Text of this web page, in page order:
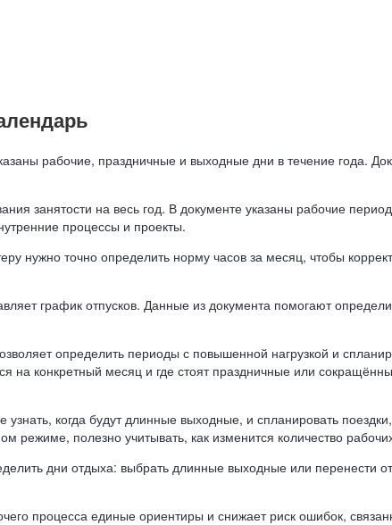
рабочие, праздничные и выходные дни в течение года.
занятости на весь год. В документе указаны рабочие
процессы и проекты.
нужно точно определить норму часов за месяц, чтобы
график отпусков. Данные из документа помогают
определить периоды с повышенной нагрузкой и
на конкретный месяц и где стоят праздничные или
узнать, когда будут длинные выходные, и спланировать
режиме, полезно учитывать, как изменится количество
дни отдыха: выбрать длинные выходные или перенести
процесса единые ориентиры и снижает риск ошибок,